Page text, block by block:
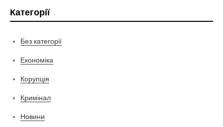
Категорії
Без категорії
Економіка
Корупція
Кримінал
Новини